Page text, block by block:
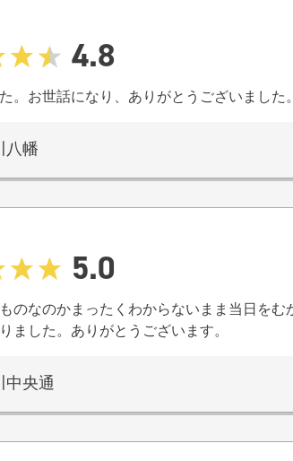
4.8
。お世話になり、ありがとうございました。
八幡
5.0
のなのかまったくわからないまま当日を
ました。ありがとうございます。
中央通